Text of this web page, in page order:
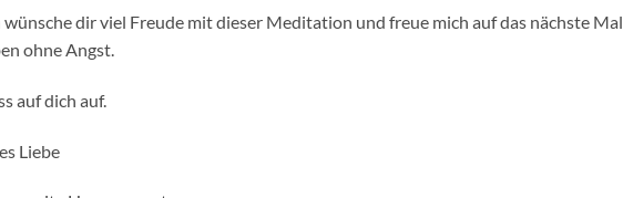
wünsche dir viel Freude mit dieser Meditation und freue mich auf das nächste
ohne Angst.
auf dich auf.
Liebe